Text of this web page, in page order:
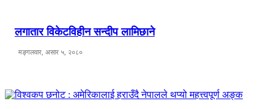
लगातार विकेटविहीन सन्दीप लामिछाने
मङ्गलवार, असार ५, २०८०